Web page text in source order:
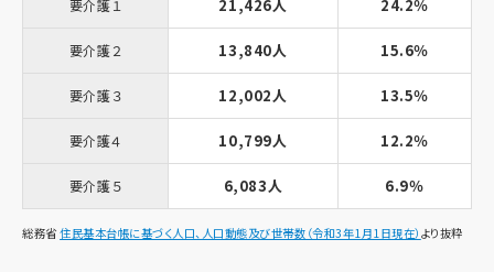
要介護１ 21,426人 24.2％
要介護２ 13,840人 15.6％
要介護３ 12,002人 13.5％
要介護４ 10,799人 12.2％
要介護５ 6,083人 6.9％
総務省住民基本台帳に基づく人口、人口動態及び世帯数（令和3年1月1日現在） より抜粋